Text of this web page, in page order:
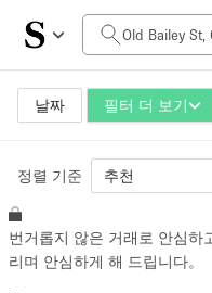
날짜 필터 더 보기
일일 비용
HK$0
공간 크기
100 sq ft
~ 13 명
정렬 기준 추천
번거롭지 않은 거래로 안심하
리며 안심하게 해 드립니다。